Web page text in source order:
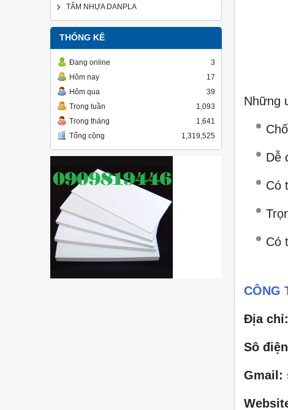
TẤM NHỰA DANPLA
THỐNG KÊ
Đang online
3
Hôm nay
17
Hôm qua
39
Trong tuần
1,093
Trong tháng
1,641
Tổng cộng
1,319,525
Những
Dễ
Có
Có
CÔNG
Địa
Sô
Gmail: